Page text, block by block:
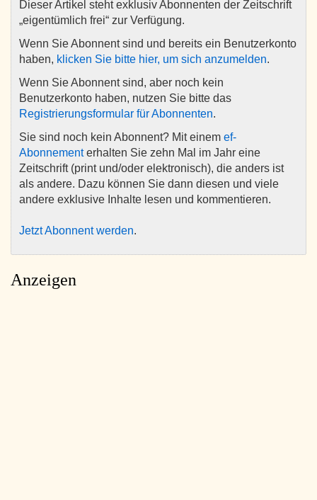
Dieser Artikel steht exklusiv Abonnenten der Zeitschrift
„eigentümlich frei“ zur Verfügung.
Wenn Sie Abonnent sind und bereits ein Benutzerkonto
haben, klicken Sie bitte hier, um sich anzumelden.
Wenn Sie Abonnent sind, aber noch kein
Benutzerkonto haben, nutzen Sie bitte das
Registrierungsformular für Abonnenten.
Sie sind noch kein Abonnent? Mit einem ef-
Abonnementerhalten Sie zehn Mal im Jahr eine
Zeitschrift (print und/oder elektronisch), die anders ist
als andere. Dazu können Sie dann diesen und viele
andere exklusive Inhalte lesen und kommentieren.
Jetzt Abonnent werden.
Anzeigen